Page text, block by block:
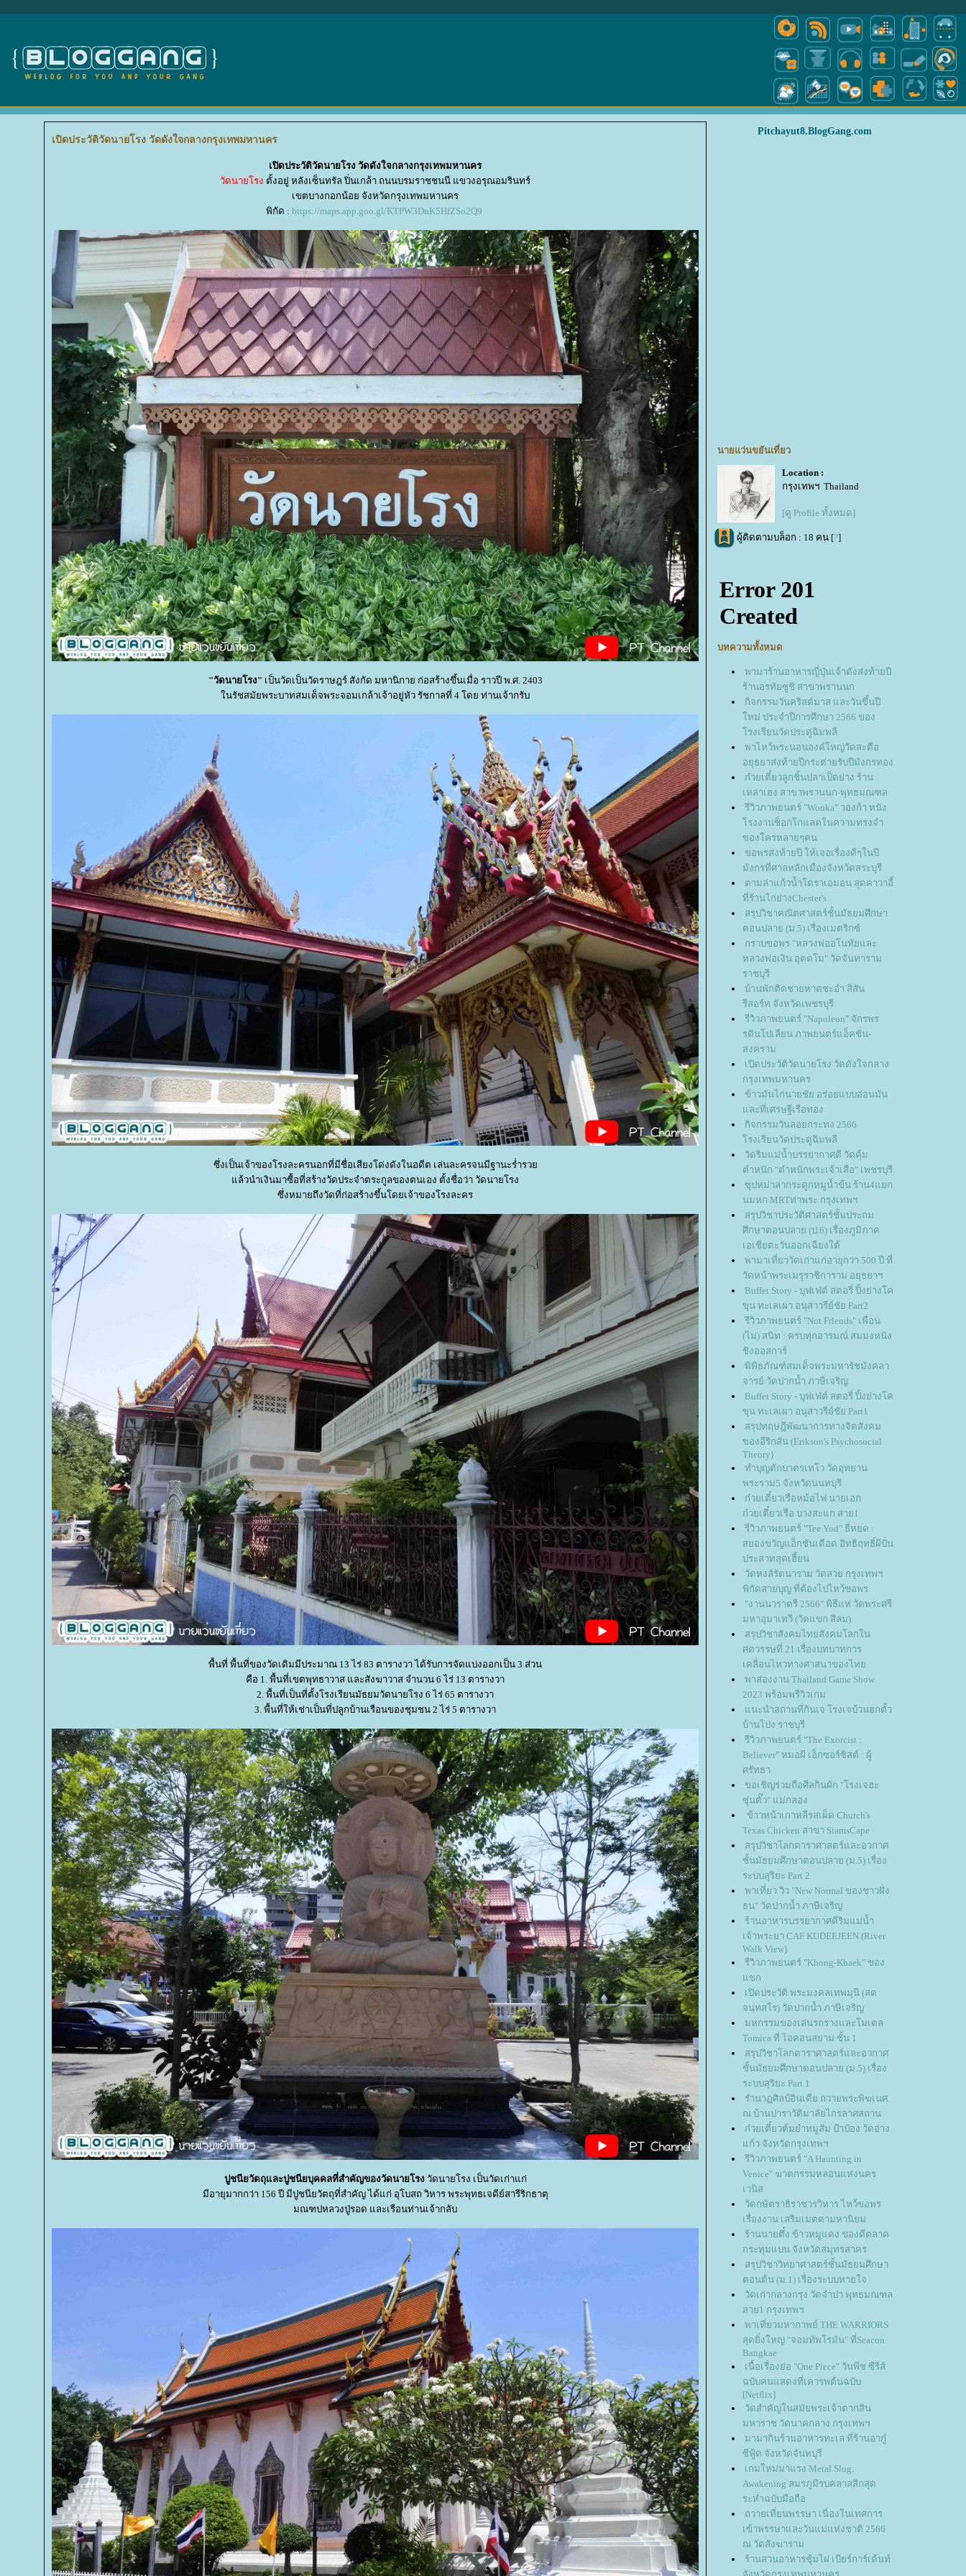
เปิดประวัติวัดนายโรง วัดดังใจกลางกรุงเทพมหานคร
เปิดประวัติวัดนายโรง วัดดังใจกลางกรุงเทพมหานคร
วัดนายโรง ตั้งอยู่ หลังเซ็นทรัล ปิ่นเกล้า ถนนบรมราชชนนี แขวงอรุณอมรินทร์
เขตบางกอกน้อย จังหวัดกรุงเทพมหานคร
พิกัด : https://maps.app.goo.gl/KTPW3DnK5HfZSo2Q9
"วัดนายโรง" เป็นวัดเป็นวัดราษฎร์ สังกัด มหานิกาย ก่อสร้างขึ้นเมื่อ ราวปี พ.ศ. 2403
นรัชสมัยพระบาทสมเด็จพระจอมเกล้าเจ้าอยู่หัว รัชกาลที่ 4 โดย ท่านเจ้ากรับ
ซึ่งเป็นเจ้าของโรงละครนอกที่มีชื่อเสียงโด่งดังในอดีต เล่นละครจนมีฐานะร่ำรว
ล้วนำเงินมาซื้อที่สร้างวัดประจำตระกูลของตนเอง ตั้งชื่อว่า วัดนายโรง
ซึ่งหมายถึงวัดที่ก่อสร้างขึ้นโดยเจ้าของโรงละคร
พื้นที่ พื้นที่ของวัดเดิมมีประมาณ 13 ไร่ 83 ตารางวา ได้รับการจัดแบ่งออกเป็น 3 ส่วน
คือ 1. พื้นที่เขตพุทธาวาส และสังฆาวาส จำนวน 6 ไร่ 13 ตารางวา
2. พื้นที่เป็นที่ตั้งโรงเรียนมัธยมวัดนายโรง 6 ไร่ 65 ตารางวา
3. พื้นที่ให้เช่าเป็นที่ปลูกบ้านเรือนของชุมชน 2 ไร่ 5 ตารางวา
ปูชนียวัตถุและปูชนียบุคคลที่สำคัญของวัดนายโรง วัดนายโรง เป็นวัดเก่าแก่
มีอายุมากกว่า 156 ปี มีปูชนียวัตถุที่สำคัญ ได้แก่ อุโบสถ วิหาร พระพุทธเจดีย์สารีริกธาตุ
มณฑปหลวงปู่รอด และเรือนท่านเจ้ากลับ
Pitchayut8.BlogGang.com
นายแว่นขยันเที่ยว
Location :
กรุงเทพฯ Thailand
[ดู Profile ทั้งหมด]
ผู้ติดตามบล็อก : 18 คน [?]
บทความทั้งหมด
พามาร้านอาหารญี่ปุ่นเจ้าดังส่งท้ายปี
ร้านอรทัยซูชิ สาขาพรานนก
กิจกรรมวันคริสต์มาส และวันขึ้นปี
หม่ ประจำปีการศึกษา 2566 ของ
รงเรียนวัดประดู่ฉิมพลี
พาไหว้พระนอนองค์ใหญ่วัดสะตือ
อยุธยาส่งท้ายปีกระต่ายรับปีมังกรทอง
ก๋วยเตี๋ยวลูกชิ้นปลาเป็ดย่าง ร้าน
เหล่าเฮง สาขาพรานนก-พุทธมณฑล
รีวิวภาพยนตร์ "Wonka" วองก้า หนัง
รงงานช็อกโกแลตในความทรงจำ
ของใครหลายๆคน
ขอพรส่งท้ายปี ให้เจอเรื่องดีๆในปี
มังกรที่ศาลหลักเมืองจังหวัดสระบุรี
ตามล่าแก้วน้ำโดราเอมอน สุดคาวาอี้
ที่ร้านไก่ย่างChester's
สรุปวิชาคณิตศาสตร์ชั้นมัธยมศึกษา
ตอนปลาย (ม.5) เรื่องเมตริกซ์
กราบขอพร "หลวงพ่ออโนทัยและ
หลวงพ่อเงิน อุตตโม" วัดจันทาราม
ราชบุรี
บ้านพักติดชายหาดชะอำ สีสัน
รีสอร์ท จังหวัดเพชรบุรี
รีวิวภาพยนตร์ "Napoleon" จักรพร
รดินโปเลียน ภาพยนตร์แอ็คชั่น-
สงคราม
เปิดประวัติวัดนายโรง วัดดังใจกลาง
กรุงเทพมหานคร
ข้าวมันไก่นายชัย อร่อยแบบอ่อนมัน
ละที่เศรษฐีเรือทอง
กิจกรรมวันลอยกระทง 2566
รงเรียนวัดประดู่ฉิมพลี
วัดริมแม่น้ำบรรยากาศดี วัดคุ้ม
ตำหนัก "ตำหนักพระเจ้าเสือ" เพชรบุรี
ซุปหม่าล่ากระดูกหมูน้ำข้น ร้าน4แยก
นมหก MRTท่าพระ กรุงเทพฯ
สรุปวิชาประวัติศาสตร์ชั้นประถม
ศึกษาตอนปลาย (ป.6) เรื่องภูมิภาค
เอเชียตะวันออกเฉียงใต้
พามาเที่ยววัดเก่าแก่อายุกว่า 500 ปี ที่
วัดหน้าพระเมรุราชิการาม อยุธยาฯ
Buffet Story - บุฟเฟ่ต์ สตอรี่ ปิ้งย่างโค
ขุน ทะเลเผา อนุสาวรีย์ชัย Part2
รีวิวภาพยนตร์ "Not Frlends" เพื่อน
(ไม่) สนิท : ครบทุกอารมณ์ สมมงหนัง
ชิงออสการ์
พิพิธภัณฑ์สมเด็จพระมหารัชมังคลา
จารย์ วัดปากน้ำ ภาษีเจริญ
Buffet Story - บุฟเฟ่ต์ สตอรี่ ปิ้งย่างโค
ขุน ทะเลเผา อนุสาวรีย์ชัย Part1
สรุปทฤษฎีพัฒนาการทางจิตสังคม
ของอีริกสัน (Erikson's Psychosocial
Theory)
ทำบุญตักบาตรเทโว วัดอุทยาน
พระราม5 จังหวัดนนทบุรี
ก๋วยเตี๋ยวเรือหม้อไฟ นายเอก
ก๋วยเตี๋ยวเรือ บางสะแก สาย1
รีวิวภาพยนตร์ "Tee Yod" ธี่หยด :
สยองขวัญแอ็กชันเดือด อิทธิฤทธิ์ผีปั่น
ประสาทสุดเฮี้ยน
วัดหงส์รัตนาราม วัดสวย กรุงเทพฯ
พิกัดสายบุญ ที่ต้องไปไหว้ขอพร
"งานนวราตรี 2566" พิธีแห่ วัดพระศรี
มหาอุมาเทวี (วัดแขก สีลม)
สรุปวิชาสังคมไทยสังคมโลกใน
ศตวรรษที่ 21 เรื่องบทบาทการ
เคลื่อนไหวทางศาสนาของไท
พาส่องงาน Thailand Game Show
2023 พร้อมพรีวิวเกม
นะนำสถานที่กินเจ โรงเจบ้วนฮกตั้ว
บ้านโปง ราชบุรี
รีวิวภาพยนตร์ "The Exorcist :
Believer" หมอผี เอ็กซอร์ซิสต์ : ผู้
ศรัทธา
ขอเชิญร่วมถือศีลกินผัก "โรงเจฮะ
ซุ่นตั๊ว" แม่กลอง
ข้าวหน้าเกาหลีรสเผ็ด Church's
Texas Chicken สาขา SiamsCape
สรุปวิชาโลกดาราศาสตร์และอวกาศ
ชั้นมัธยมศึกษาตอนปลาย (ม.5) เรื่อง
ระบบสุริยะ Part 2
พาเที่ยว วิว "New Normal ของชาวฝั่ง
ธน" วัดปากน้ำ ภาษีเจริญ
ร้านอาหารบรรยากาศดีริมแม่น้ำ
เจ้าพระยา CAF KUDEEJEEN (River
Walk View)
รีวิวภาพยนตร์ "Khong-Khaek" ของ
ขก
เปิดประวัติ พระมงคลเทพมุนี (สด
จนฺทสโร) วัดปากน้ำ ภาษีเจริญ
มหกรรมของเล่นรถรางและโมเดล
Tomica ที่ ไอคอนสยาม ชั้น 1
สรุปวิชาโลกดาราศาสตร์และอวกาศ
ชั้นมัธยมศึกษาตอนปลาย (ม.5) เรื่อง
ระบบสุริยะ Part 1
รํานาฏศิลป์อินเดีย ถวายพระพิฆเนศ
ณ บ้านปาราวัติมาลัยไกรลาศสถาน
ก๋วยเตี๋ยวต้มยำหมูสัม ป้าป๋อง วัดอ่าง
ก้ว จังหวัดกรุงเทพฯ
รีวิวภาพยนตร์ "A Haunting in
Venice" ฆาตกรรมหลอนแห่งนคร
เวนิส
วัดกษัตราธิราชวรวิหาร ไหว้ขอพร
เรื่องงาน เสริมเมตตามหานิยม
ร้านนายตึ๋ง ข้าวหมูแดง ของดีตลาด
กระทุมแบน จังหวัดสมุทรสาคร
สรุปวิชาวิทยาศาสตร์ชั้นมัธยมศึกษา
ตอนต้น (ม.1) เรื่องระบบหายใจ
วัดเก่ากลางกรุง วัดจำปา พุทธมณฑล
สาย1 กรุงเทพฯ
พาเที่ยวมหากาพย์ THE WARRIORS
สุดยิ่งใหญ่ "จอมทัพโรมัน" ที่Seacon
Bangkae
เนื้อเรื่องย่อ "One Piece" วันพีช ซีรีส์
ฉบับคนแสดงที่เคารพต้นฉบับ
[Netflix]
วัดสำคัญในสมัยพระเจ้าตากสิน
มหาราช วัดนาคกลาง กรุงเทพฯ
มามากินร้านอาหารทะเล ที่ร้านอากู๋
ซีฟู้ด จังหวัดจันทบุรี
เกมใหม่มาแรง Metal Slug:
Awakening สมรภูมิรบคลาสสิกสุด
ระห่ำฉบับมือถือ
ถวายเที่ยนพรรษา เนื่องในเทศการ
เข้าพรรษาและวันแม่แห่งชาติ 2566
ณ วัดสังฆาราม
ร้านสวนอาหารซุ้มไผ่ เบียร์การ์เด้นท์